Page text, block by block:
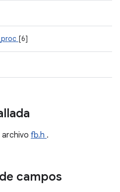
[6]
archivo fb.h .
campos